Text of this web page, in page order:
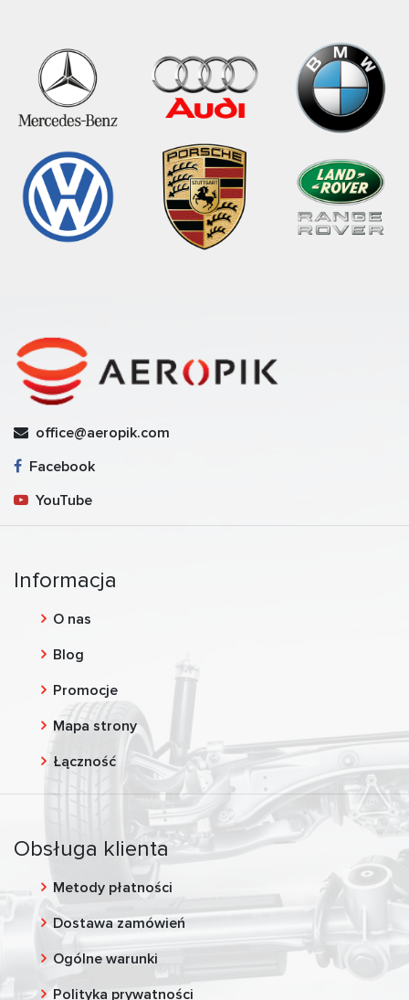
office@aeropik.com
Facebook
YouTube
Informacja
O nas
Blog
Promocje
Mapa strony
Łączność
Obsługa klienta
Metody płatności
Dostawa zamówień
Ogólne warunki
Polityka prywatności